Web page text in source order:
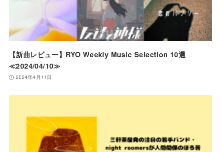
【新曲レビュー】RYO Weekly Music Selection 10選
≪2024/04/10≫
2024年4月11日